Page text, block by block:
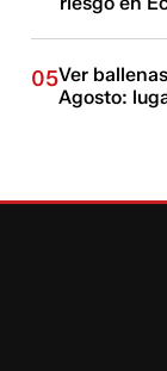
05Ver
Agosto: